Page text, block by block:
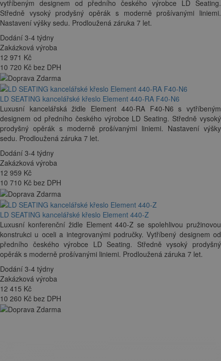
vytříbeným designem od předního českého výrobce LD Seating.
Středně vysoký prodyšný opěrák s moderně prošívanými liniemi.
Nastavení výšky sedu. Prodloužená záruka 7 let.
Dodání 3-4 týdny
Zakázková výroba
12 971 Kč
10 720 Kč bez DPH
LD SEATING kancelářské křeslo Element 440-RA F40-N6
Luxusní kancelářská židle Element 440-RA F40-N6 s vytříbeným
designem od předního českého výrobce LD Seating. Středně vysoký
prodyšný opěrák s moderně prošívanými liniemi. Nastavení výšky
sedu. Prodloužená záruka 7 let.
Dodání 3-4 týdny
Zakázková výroba
12 959 Kč
10 710 Kč bez DPH
LD SEATING kancelářské křeslo Element 440-Z
Luxusní konferenční židle Element 440-Z se spolehlivou pružinovou
konstrukci u oceli a integrovanými područky. Vytříbený designem od
předního českého výrobce LD Seating. Středně vysoký prodyšný
opěrák s moderně prošívanými liniemi. Prodloužená záruka 7 let.
Dodání 3-4 týdny
Zakázková výroba
12 415 Kč
10 260 Kč bez DPH